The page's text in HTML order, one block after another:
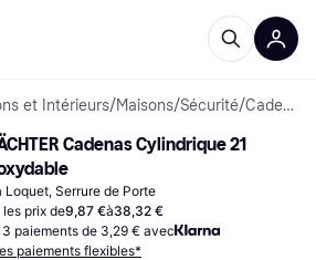
et Intérieurs/Maisons/Sécurité/ Cadenas
Cadenas Cylindrique 21
Loquet, Serrure de Porte
prix de9,87 €à38,32 €
paiements de 3,29 € avec
paiements flexibles*